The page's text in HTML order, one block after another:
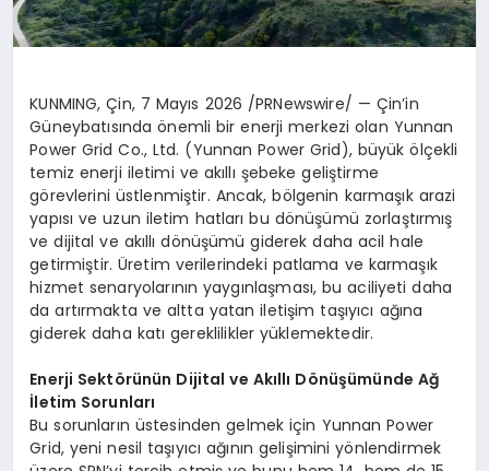
KUNMING, Çin, 7 Mayıs 2026 /PRNewswire/ — Çin’in
Güneybatısında önemli bir enerji merkezi olan Yunnan
Power Grid Co., Ltd. (Yunnan Power Grid), büyük ölçekli
temiz enerji iletimi ve akıllı şebeke geliştirme
görevlerini üstlenmiştir. Ancak, bölgenin karmaşık arazi
yapısı ve uzun iletim hatları bu dönüşümü zorlaştırmış
ve dijital ve akıllı dönüşümü giderek daha acil hale
getirmiştir. Üretim verilerindeki patlama ve karmaşık
hizmet senaryolarının yaygınlaşması, bu aciliyeti daha
da artırmakta ve altta yatan iletişim taşıyıcı ağına
giderek daha katı gereklilikler yüklemektedir.
Enerji Sektörünün Dijital ve Akıllı Dönüşümünde Ağ
İletim Sorunları
Bu sorunların üstesinden gelmek için Yunnan Power
Grid, yeni nesil taşıyıcı ağının gelişimini yönlendirmek